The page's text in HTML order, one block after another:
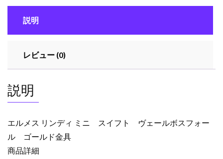
説明
レビュー (0)
説明
エルメス リンディ ミニ スイフト ヴェールボスフォー
ル ゴールド金具
商品詳細